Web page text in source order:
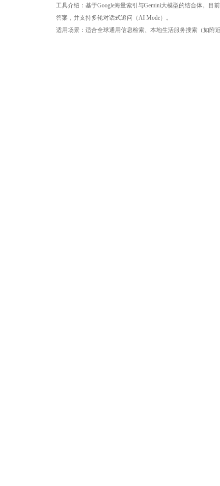
工具介绍：基于Google海量索引与Gemini大模型的结合体。
答案，并支持多轮对话式追问（AI Mode）。
适用场景：适合全球通用信息检索、本地生活服务搜索（如附